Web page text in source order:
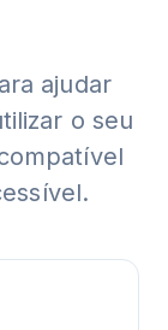
ajudar
o seu